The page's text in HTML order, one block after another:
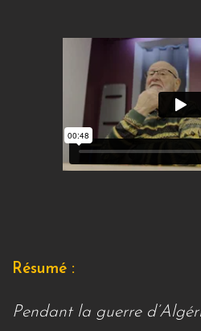
Résumé :
Pendant la guerre